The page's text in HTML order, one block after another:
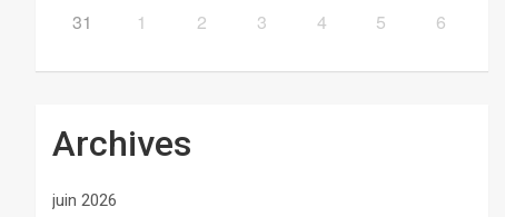
31 1 2 3 4 5 6
Archives
juin 2026